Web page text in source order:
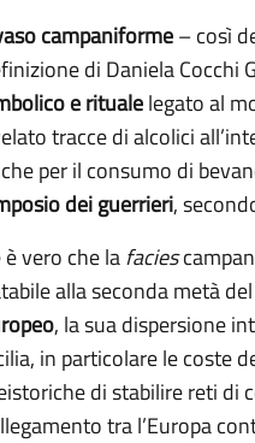
campaniforme– così
di Daniela Cocchi
e ritualelegato al
tracce di alcolici
per il consumo di
dei guerrieri,
è vero che lafacies
alla seconda metà
, la sua dispersione
in particolare le coste
di stabilire reti di
tra l’Europa